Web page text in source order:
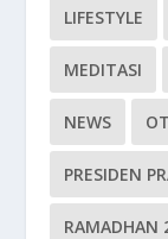
LIFESTYLE
MEDITASI
NEWS
PRESIDEN
RAMADHAN